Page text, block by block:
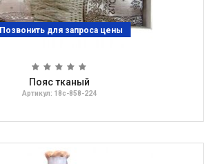
Пояс тканый
Артикул: 18с-858-224
Позвонить для запроса цены